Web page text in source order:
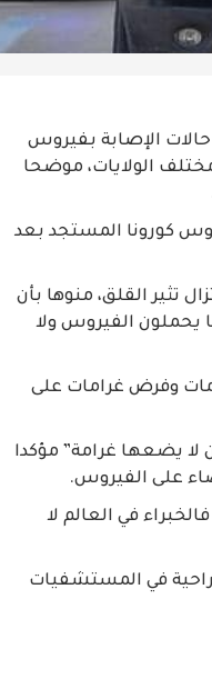
حالات الإصابة بفيروس
مختلف الولايات، موضحا
كورونا المستجد بعد
تثير القلق، منوها بأن
يحملون الفيروس ولا
وفرض غرامات على
لا يضعها غرامة” مؤكدا
على الفيروس.
في العالم لا
في المستشفيات